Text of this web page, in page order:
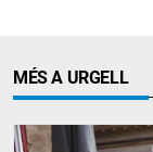
MÉS A URGELL